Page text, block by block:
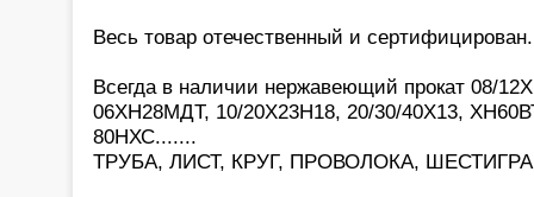
Весь товар отечественный и сертифицирован.
Всегда в наличии нержавеющий прокат 08/
06ХН28МДТ, 10/20Х23Н18, 20/30/40Х13,
80НХС.......
ТРУБА, ЛИСТ, КРУГ, ПРОВОЛОКА,